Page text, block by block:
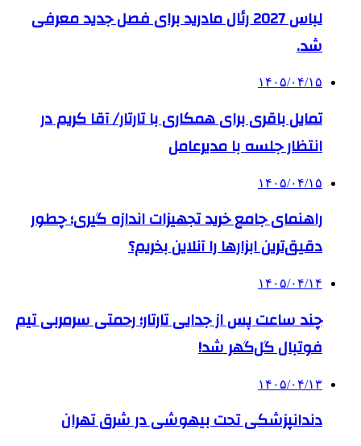
لباس 2027 رئال مادرید برای فصل جدید معرفی
شد.
۱۴۰۵/۰۴/۱۵
تمایل باقری برای همکاری با تارتار/ آقا کریم در
انتظار جلسه با مدیرعامل
۱۴۰۵/۰۴/۱۵
راهنمای جامع خرید تجهیزات اندازه گیری؛ چطور
دقیق‌ترین ابزارها را آنلاین بخریم؟
۱۴۰۵/۰۴/۱۴
چند ساعت پس از جدایی تارتار؛ رحمتی سرمربی تیم
فوتبال گل‌گهر شد!
۱۴۰۵/۰۴/۱۳
دندانپزشکی تحت بیهوشی در شرق تهران